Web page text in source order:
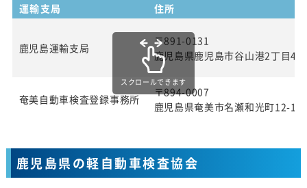
運輸支局 住所
鹿児島運輸支局
〒891-0131
鹿児島県鹿児島市谷山港2丁目4
奄美自動車検査登録事務所
〒894-0007
鹿児島県奄美市名瀬和光町12-1
スクロールできます
鹿児島県の軽自動車検査協会